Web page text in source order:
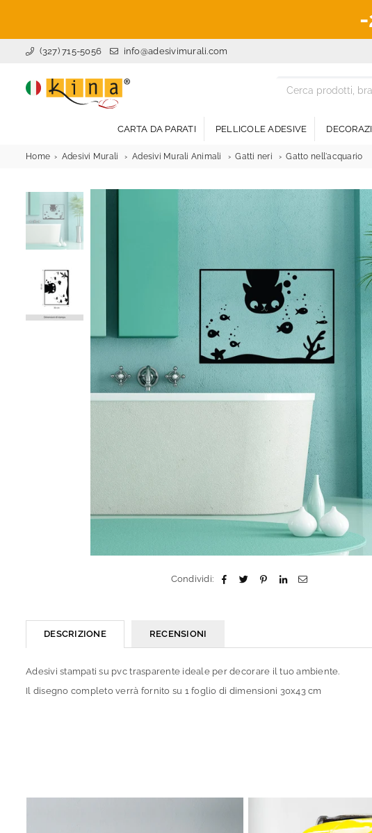
(327) 715-5056 info@adesivimurali.com
CARTA DA PARATI PELLICOLE ADESIVE
Home Adesivi Murali Adesivi Murali Animali Gatti neri Gatto nell'acquario
Condividi:
DESCRIZIONE RECENSIONI
Adesivi stampati su pvc trasparente ideale per decorare il tuo ambiente.
Il disegno completo verrà fornito su 1 foglio di dimensioni 30x43 cm